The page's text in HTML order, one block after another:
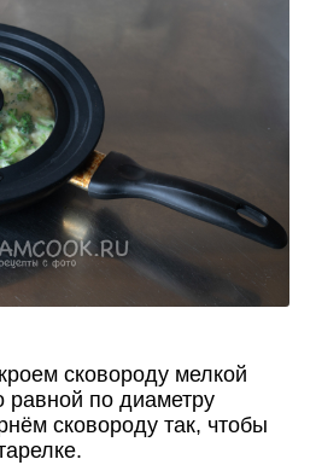
сковороду мелкой
равной по диаметру
сковороду так, чтобы